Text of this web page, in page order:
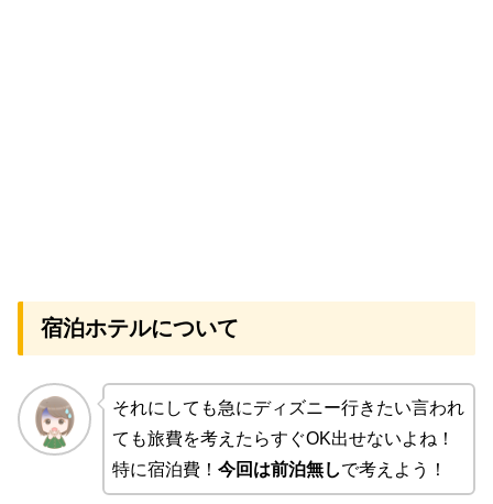
宿泊ホテルについて
それにしても急にディズニー行きたい言われ
ても旅費を考えたらすぐOK出せないよね！
特に宿泊費！ 今回は前泊無しで考えよう！